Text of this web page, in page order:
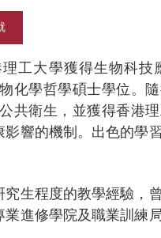
工大學獲得生物科技
化學哲學碩士學位。
共衛生，並獲得香港
響的機制。出色的學
生程度的教學經驗，
進修學院及職業訓練